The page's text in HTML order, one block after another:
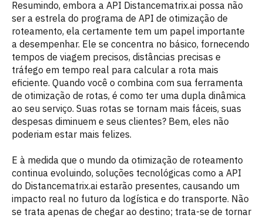
Resumindo, embora a API Distancematrix.ai possa não
ser a estrela do programa de API de otimização de
roteamento, ela certamente tem um papel importante
a desempenhar. Ele se concentra no básico, fornecendo
tempos de viagem precisos, distâncias precisas e
tráfego em tempo real para calcular a rota mais
eficiente. Quando você o combina com sua ferramenta
de otimização de rotas, é como ter uma dupla dinâmica
ao seu serviço. Suas rotas se tornam mais fáceis, suas
despesas diminuem e seus clientes? Bem, eles não
poderiam estar mais felizes.
E à medida que o mundo da otimização de roteamento
continua evoluindo, soluções tecnológicas como a API
do Distancematrix.ai estarão presentes, causando um
impacto real no futuro da logística e do transporte. Não
se trata apenas de chegar ao destino; trata-se de tornar